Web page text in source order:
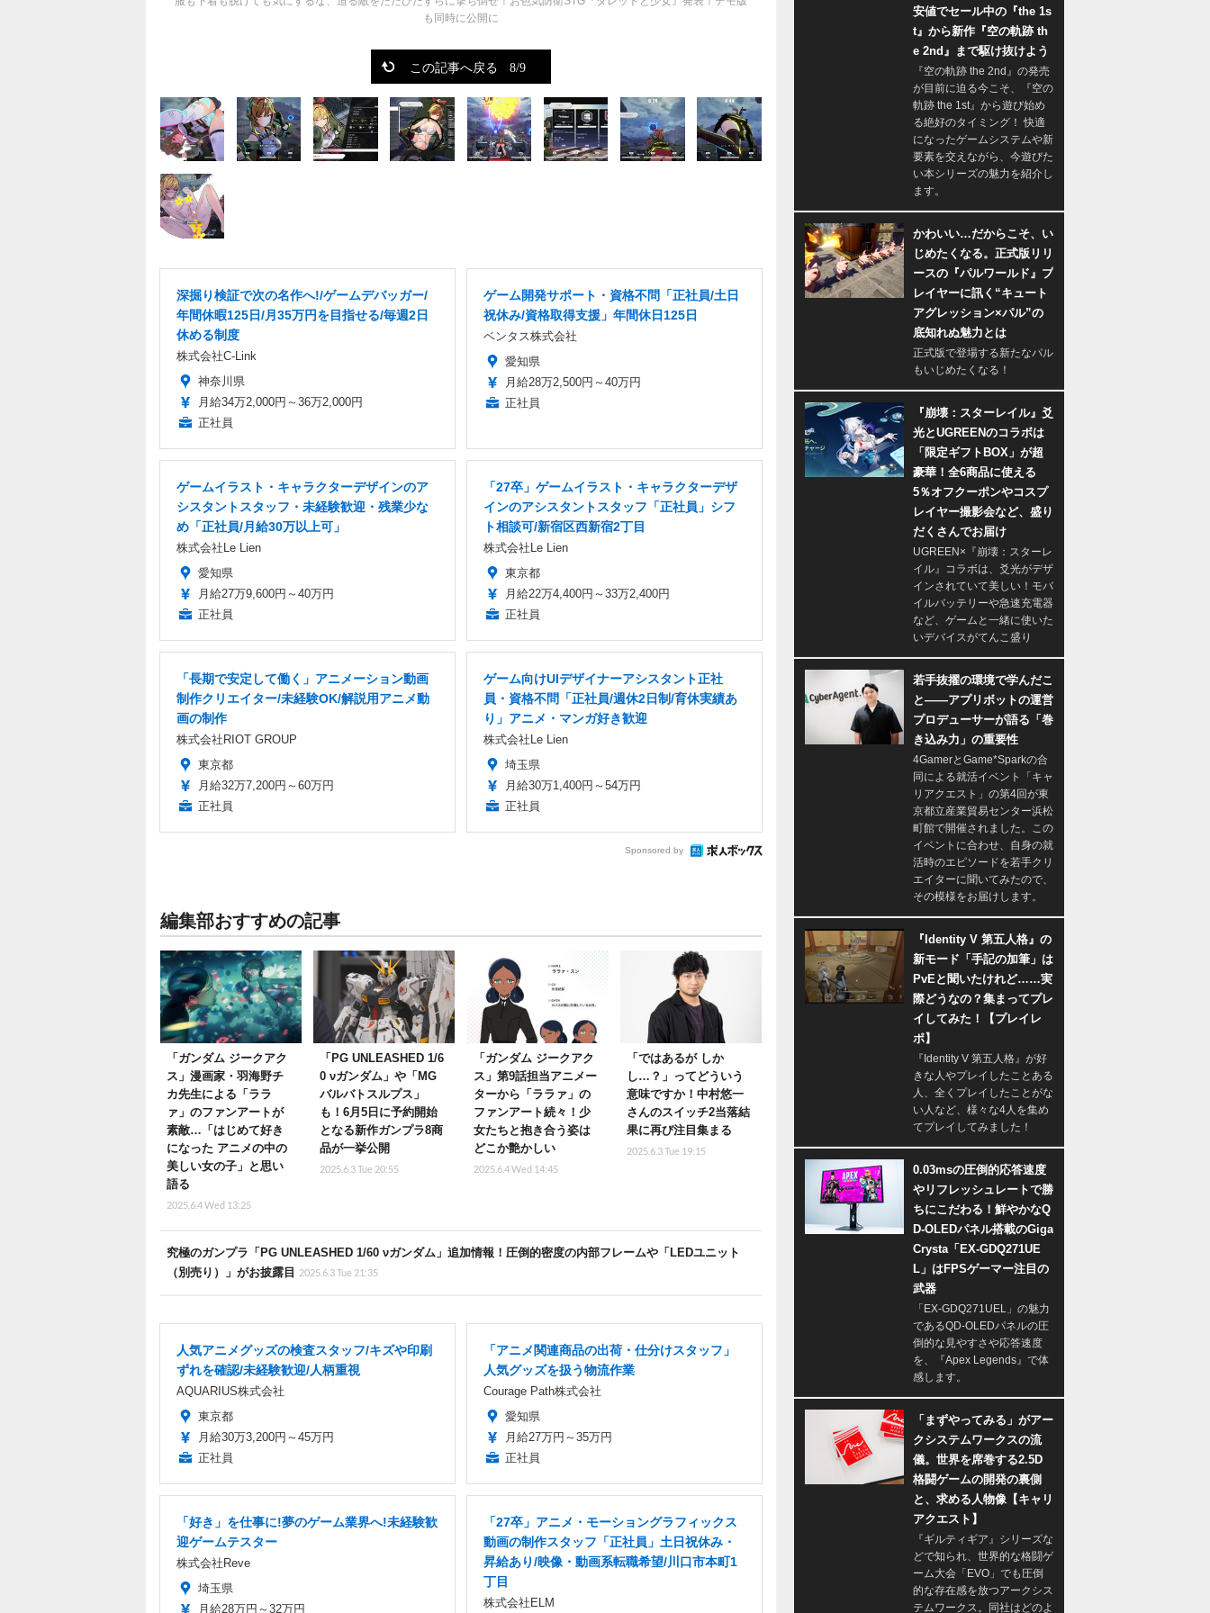
も同時に公開に
この記事へ戻る 8/9
深掘り検証で次の名作へ!/ゲームデバッガー/
年間休暇125日/月35万円を目指せる/毎週2日
休める制度
株式会社C-Link
神奈川県
月給34万2,000円～36万2,000円
正社員
ゲーム開発サポート・資格不問「正社員/土日
祝休み/資格取得支援」年間休日125日
ベンタス株式会社
愛知県
月給28万2,500円～40万円
正社員
ゲームイラスト・キャラクターデザインのア
シスタントスタッフ・未経験歓迎・残業少な
め「正社員/月給30万以上可」
株式会社Le Lien
愛知県
月給27万9,600円～40万円
正社員
「27卒」ゲームイラスト・キャラクターデザ
インのアシスタントスタッフ「正社員」シフ
ト相談可/新宿区西新宿2丁目
株式会社Le Lien
東京都
月給22万4,400円～33万2,400円
正社員
「長期で安定して働く」アニメーション動画
制作クリエイター/未経験OK/解説用アニメ動
画の制作
株式会社RIOT GROUP
東京都
月給32万7,200円～60万円
正社員
ゲーム向けUIデザイナーアシスタント正社
員・資格不問「正社員/週休2日制/育休実績あ
り」アニメ・マンガ好き歓迎
株式会社Le Lien
埼玉県
月給30万1,400円～54万円
正社員
Sponsored by
編集部おすすめの記事
「ガンダム ジークアク
ス」漫画家・羽海野チ
カ先生による「ララ
ァ」のファンアートが
素敵…「はじめて好き
になった アニメの中の
美しい女の子」と思い
語る
2025.6.4 Wed 13:25
「PG UNLEASHED 1/6
0 νガンダム」や「MG
バルバトスルプス」
も！6月5日に予約開始
となる新作ガンプラ8商
品が一挙公開
2025.6.3 Tue 20:55
「ガンダム ジークアク
ス」第9話担当アニメー
ターから「ララァ」の
ファンアート続々！少
女たちと抱き合う姿は
どこか艶かしい
2025.6.4 Wed 14:45
「ではあるが しか
し…？」ってどういう
意味ですか！中村悠一
さんのスイッチ2当落結
果に再び注目集まる
2025.6.3 Tue 19:15
究極のガンプラ「PG UNLEASHED 1/60 νガンダム」追加情報！圧倒的密度の内部フレームや「LEDユニット
（別売り）」がお披露目
2025.6.3 Tue 21:35
人気アニメグッズの検査スタッフ/キズや印刷
ずれを確認/未経験歓迎/人柄重視
AQUARIUS株式会社
東京都
月給30万3,200円～45万円
正社員
「アニメ関連商品の出荷・仕分けスタッフ」
人気グッズを扱う物流作業
Courage Path株式会社
愛知県
月給27万円～35万円
正社員
「好き」を仕事に!夢のゲーム業界へ!未経験歓
迎ゲームテスター
株式会社Reve
埼玉県
月給28万円～32万円
「27卒」アニメ・モーショングラフィックス
動画の制作スタッフ「正社員」土日祝休み・
昇給あり/映像・動画系転職希望/川口市本町1
丁目
株式会社ELM
安値でセール中の『the 1s
t』から新作『空の軌跡 th
e 2nd』まで駆け抜けよう
『空の軌跡 the 2nd』の発売
が目前に迫る今こそ、『空の
軌跡 the 1st』から遊び始め
る絶好のタイミング！ 快適
になったゲームシステムや新
要素を交えながら、今遊びた
い本シリーズの魅力を紹介し
ます。
かわいい…だからこそ、い
じめたくなる。正式版リリ
ースの『パルワールド』プ
レイヤーに訊く“キュート
アグレッション×パル”の
底知れぬ魅力とは
正式版で登場する新たなパル
もいじめたくなる！
『崩壊：スターレイル』爻
光とUGREENのコラボは
「限定ギフトBOX」が超
豪華！全6商品に使える
5％オフクーポンやコスプ
レイヤー撮影会など、盛り
だくさんでお届け
UGREEN×『崩壊：スターレ
イル』コラボは、爻光がデザ
インされていて美しい！モバ
イルバッテリーや急速充電器
など、ゲームと一緒に使いた
いデバイスがてんこ盛り
若手抜擢の環境で学んだこ
と――アプリボットの運営
プロデューサーが語る「巻
き込み力」の重要性
4GamerとGame*Sparkの合
同による就活イベント「キャ
リアクエスト」の第4回が東
京都立産業貿易センター浜松
町館で開催されました。この
イベントに合わせ、自身の就
活時のエピソードを若手クリ
エイターに聞いてみたので、
その模様をお届けします。
『Identity V 第五人格』の
新モード「手記の加筆」は
PvEと聞いたけれど……実
際どうなの？集まってプレ
イしてみた！【プレイレ
ポ】
『Identity V 第五人格』が好
きな人やプレイしたことある
人、全くプレイしたことがな
い人など、様々な4人を集め
てプレイしてみました！
0.03msの圧倒的応答速度
やリフレッシュレートで勝
ちにこだわる！鮮やかなQ
D-OLEDパネル搭載のGiga
Crysta「EX-GDQ271UE
L」はFPSゲーマー注目の
武器
「EX-GDQ271UEL」の魅力
であるQD-OLEDパネルの圧
倒的な見やすさや応答速度
を、『Apex Legends』で体
感します。
「まずやってみる」がアー
クシステムワークスの流
儀。世界を席巻する2.5D
格闘ゲームの開発の裏側
と、求める人物像【キャリ
アクエスト】
『ギルティギア』シリーズな
どで知られ、世界的な格闘ゲ
ーム大会「EVO」でも圧倒
的な存在感を放つアークシス
テムワークス。同社はどのよ